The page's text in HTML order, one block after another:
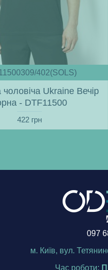
402(SOLS)
Ukraine Вечір
- DTF11500
422 грн
097
м. Київ, вул.
Час роботи: